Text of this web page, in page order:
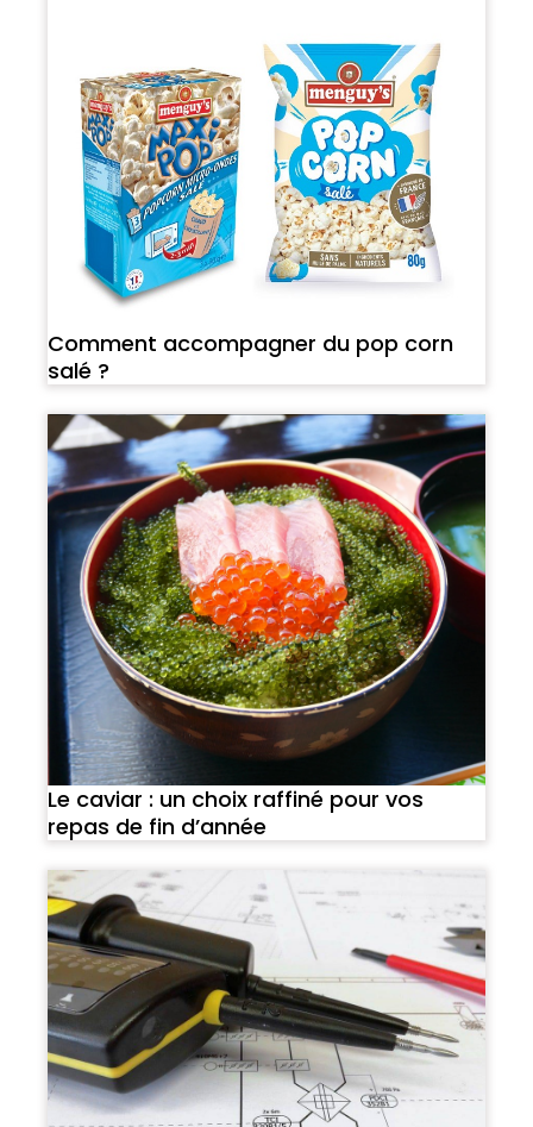
Comment accompagner du pop corn
salé ?
Le caviar : un choix raffiné pour vos
repas de fin d’année